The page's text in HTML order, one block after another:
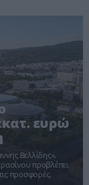
ευρώ
Βελλίδης»,
προβλέπει
προσφορές.